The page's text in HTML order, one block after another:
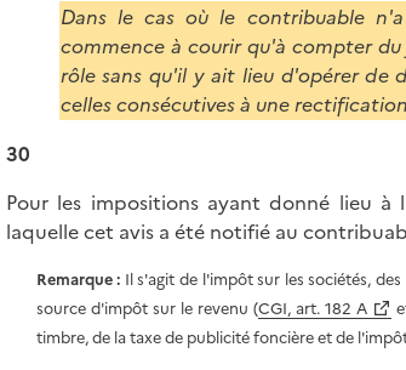
Dans le cas où le contribuable
commence à courir qu'à compter
rôle sans qu'il y ait lieu d'opérer de
celles consécutives à une
30
Pour les impositions ayant donné lieu
laquelle cet avis a été notifié au
Remarque : Il s'agit de l'impôt sur les sociétés,
source d'impôt sur le revenu (CGI, art. 182 A
timbre, de la taxe de publicité foncière et de